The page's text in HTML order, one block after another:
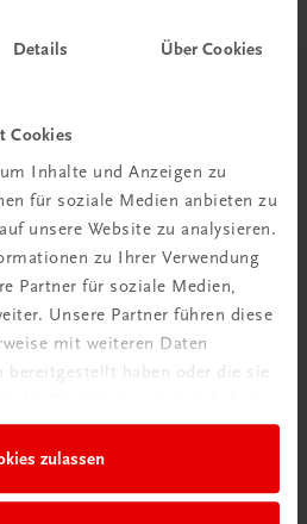
Details Über Cookies
Cookies
Inhalte und Anzeigen zu
für soziale Medien anbieten zu
unsere Website zu analysieren.
zu Ihrer Verwendung
Partner für soziale Medien,
Unsere Partner führen diese
mit weiteren Daten
bereitgestellt haben oder die sie
zulassen